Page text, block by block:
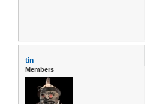
tin
Members